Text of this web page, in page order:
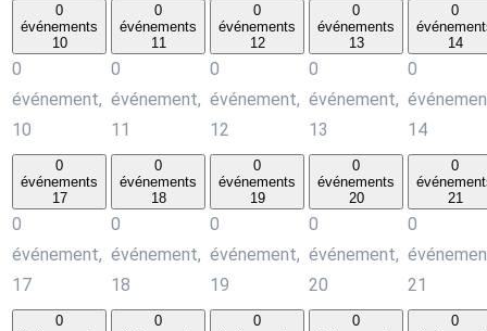
0
événements
10
0
événement,
10
0
événements
11
0
événement,
11
0
événements
12
0
événement,
12
0
événements
13
0
événement,
13
0
14
0
14
0
événements
17
0
événement,
17
0
événements
18
0
événement,
18
0
événements
19
0
événement,
19
0
événements
20
0
événement,
20
0
21
0
21
0
0
0
0
0